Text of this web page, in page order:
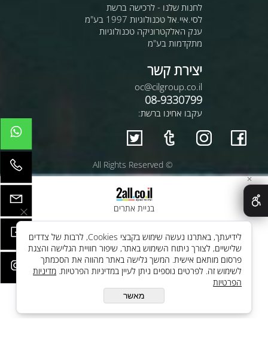
לחנות שלנו - לרכישה ברשת
לסי.איי.אל טכנולוגיות 1997 בע"מ
ענק האלקטרוניקה טכנולוגיות
מתקדמות בע"מ
יצירת קשר
oc@cilgroup.co.il
08-9330799
עקבו אחינו ברשת:
© All Rights Reserved
בניית אתרים
✕
לידיעתך, באתרנו נעשה שימוש בקבצי Cookies, לרבות של צדדים
שלישיים, לצורך ניתוח השימוש באתר, שיפור חוויית הגלישה והצגת
פרסום מותאם אישית. המשך גלישה באתר מהווה את הסכמתך
לשימוש זה. לפרטים נוספים ניתן לעיין במדיניות הפרטיות. מדיניות
הפרטיות
מאשר